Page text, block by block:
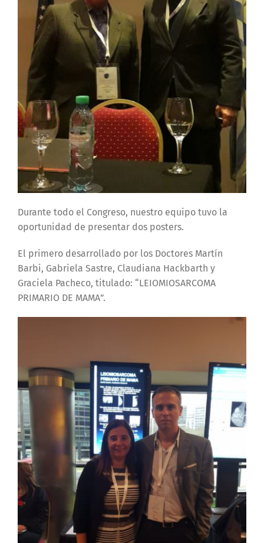
Durante todo el Congreso, nuestro equipo tuvo la
oportunidad de presentar dos posters.
El primero desarrollado por los Doctores Martín
Barbi, Gabriela Sastre, Claudiana Hackbarth y
Graciela Pacheco, titulado: “LEIOMIOSARCOMA
PRIMARIO DE MAMA”.